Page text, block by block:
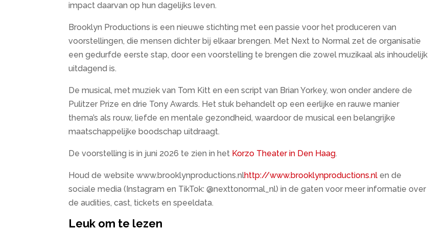
impact daarvan op hun dagelijks leven.
Brooklyn Productions is een nieuwe stichting met een passie voor het produceren van
voorstellingen, die mensen dichter bij elkaar brengen. Met Next to Normal zet de organisatie
een gedurfde eerste stap, door een voorstelling te brengen die zowel muzikaal als inhoudelijk
uitdagend is.
De musical, met muziek van Tom Kitt en een script van Brian Yorkey, won onder andere de
Pulitzer Prize en drie Tony Awards. Het stuk behandelt op een eerlijke en rauwe manier
thema’s als rouw, liefde en mentale gezondheid, waardoor de musical een belangrijke
maatschappelijke boodschap uitdraagt.
De voorstelling is in juni 2026 te zien in het Korzo Theater in Den Haag.
Houd de website www.brooklynproductions.nlhttp://www.brooklynproductions.nl en de
sociale media (Instagram en TikTok: @nexttonormal_nl) in de gaten voor meer informatie over
de audities, cast, tickets en speeldata.
Leuk om te lezen